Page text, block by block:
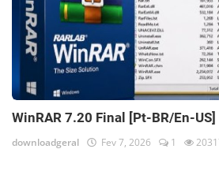
WinRAR 7.20 Final [Pt-BR/En-
downloadgeral Fev 7, 2026 1